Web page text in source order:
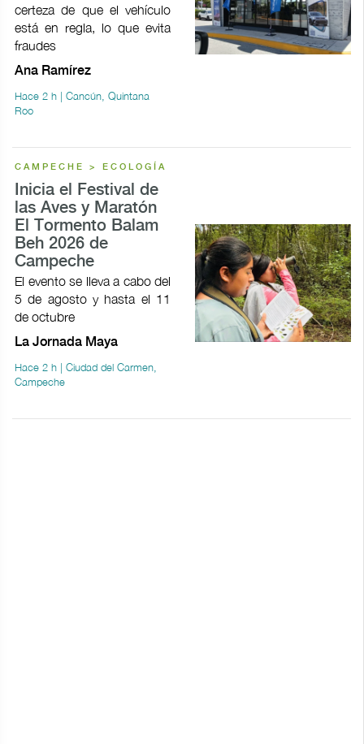
certeza de que el vehículo
está en regla, lo que evita
fraudes
Ana Ramírez
Hace 2 h | Cancún, Quintana
Roo
CAMPECHE > ECOLOGÍA
Inicia el Festival de
las Aves y Maratón
El Tormento Balam
Beh 2026 de
Campeche
El evento se lleva a cabo del
5 de agosto y hasta el 11
de octubre
La Jornada Maya
Hace 2 h | Ciudad del Carmen,
Campeche